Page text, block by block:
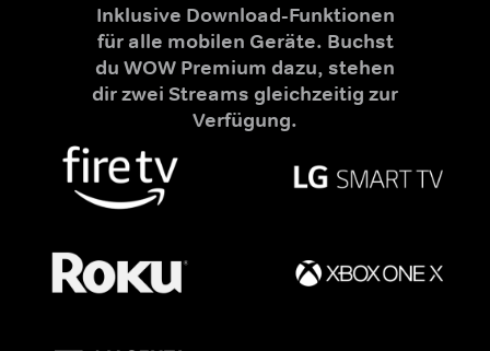
Inklusive Download-Funktionen
für alle mobilen Geräte. Buchst
du WOW Premium dazu, stehen
dir zwei Streams gleichzeitig zur
Verfügung.